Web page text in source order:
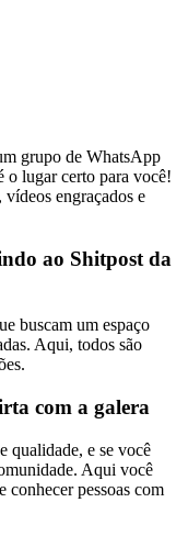
grupo de WhatsApp
o lugar certo para você!
engraçados e
ao Shitpost da
buscam um espaço
Aqui, todos são
com a galera
qualidade, e se você
Aqui você
conhecer pessoas com